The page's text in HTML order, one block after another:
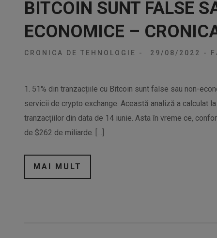
BITCOIN SUNT FALSE
ECONOMICE –
CRONICA DE TEHNOLOGIE - 29/08/2022 -
1. 51% din tranzacțiile cu Bitcoin sunt false sau non-
servicii de crypto exchange. Această analiză a calculat
tranzacțiilor din data de 14 iunie. Asta în vreme ce,
de $262 de miliarde. […]
MAI MULT